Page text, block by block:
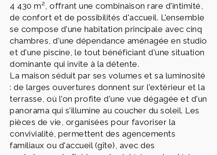
4 430 m², offrant une combinaison rare d'intimité,
de confort et de possibilités d'accueil. L'ensemble
se compose d'une habitation principale avec cinq
chambres, d'une dépendance aménagée en studio
et d'une piscine, le tout bénéficiant d'une situation
dominante qui invite à la détente.
La maison séduit par ses volumes et sa luminosité
: de larges ouvertures donnent sur l'extérieur et la
terrasse, où l'on profite d'une vue dégagée et d'un
panorama qui s'illumine au coucher du soleil. Les
pièces de vie, organisées pour favoriser la
convivialité, permettent des agencements
familiaux ou d'accueil (gîte), avec des